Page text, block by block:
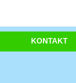
KONTAKT